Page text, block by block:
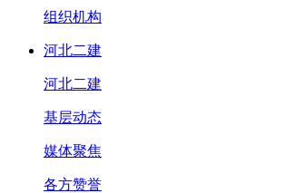
组织机构
河北二建
河北二建
基层动态
媒体聚焦
各方赞誉